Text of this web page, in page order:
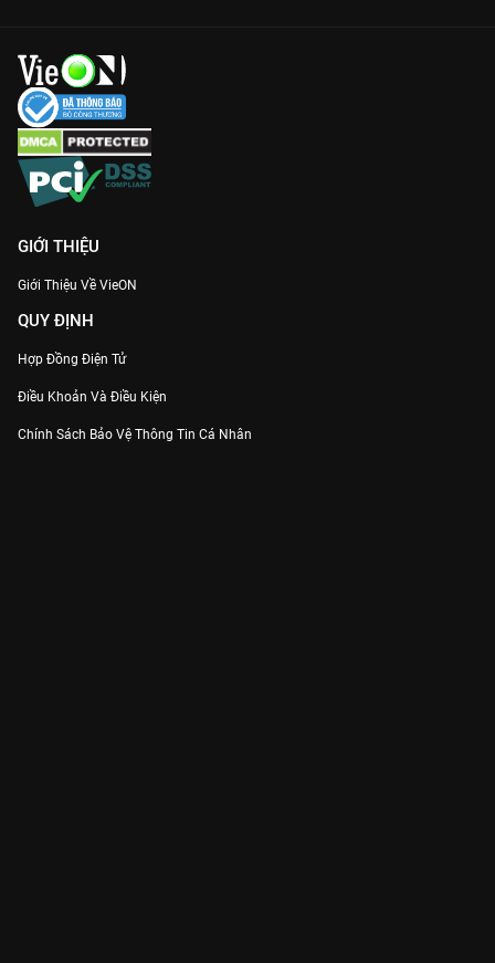
GIỚI THIỆU
Giới Thiệu Về VieON
QUY ĐỊNH
Hợp Đồng Điện Tử
Điều Khoản Và Điều Kiện
Chính Sách Bảo Vệ Thông Tin Cá Nhân